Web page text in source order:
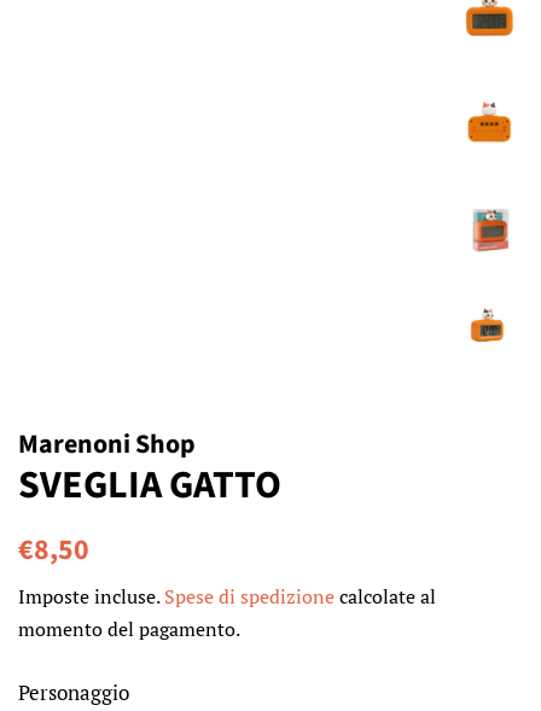
Marenoni Shop
SVEGLIA GATTO
Prezzo
listino
€8,50
Imposte incluse.Spese di spedizionecalcolate al
momento del pagamento.
Personaggio